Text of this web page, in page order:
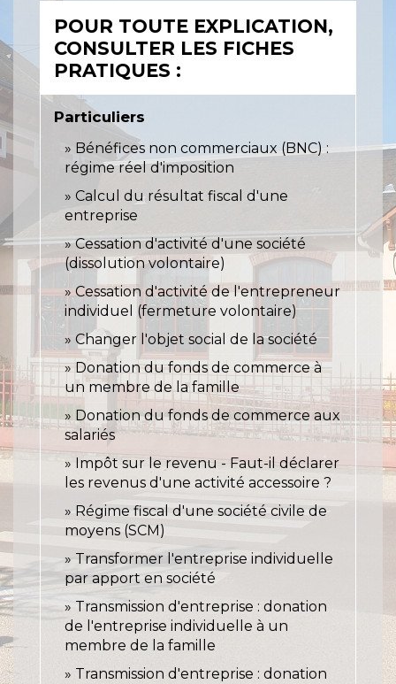
POUR TOUTE EXPLICATION,
CONSULTER LES FICHES
PRATIQUES :
Particuliers
Bénéfices non commerciaux (BNC) :
régime réel d'imposition
Calcul du résultat fiscal d'une
entreprise
Cessation d'activité d'une société
(dissolution volontaire)
Cessation d'activité de l'entrepreneur
individuel (fermeture volontaire)
Changer l'objet social de la société
Donation du fonds de commerce à
un membre de la famille
Donation du fonds de commerce aux
salariés
Impôt sur le revenu - Faut-il déclarer
les revenus d'une activité accessoire ?
Régime fiscal d'une société civile de
moyens (SCM)
Transformer l'entreprise individuelle
par apport en société
Transmission d'entreprise : donation
de l'entreprise individuelle à un
membre de la famille
Transmission d'entreprise : donation